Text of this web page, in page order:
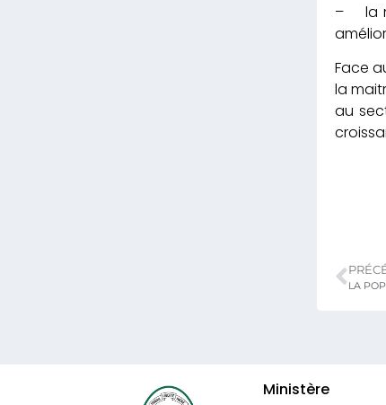
– la
Face
la
au
Ministère